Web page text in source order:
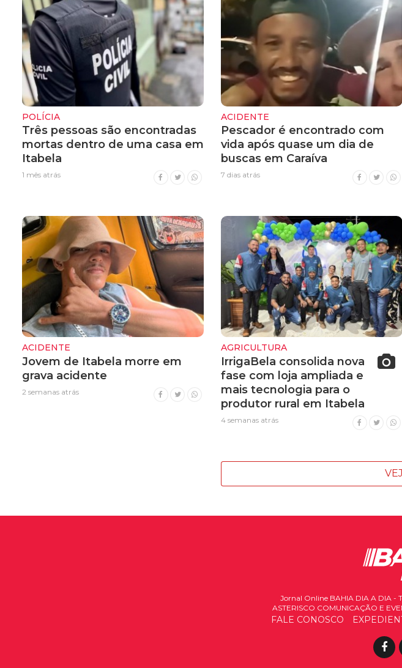
POLÍCIA
Três pessoas são encontradas
mortas dentro de uma casa em
Itabela
1 mês atrás
ACIDENTE
Pescador é encontrado com
vida após quase um dia de
buscas em Caraíva
7 dias atrás
ACIDENTE
Jovem de Itabela morre em
grava acidente
2 semanas atrás
AGRICULTURA
IrrigaBela consolida nova
fase com loja ampliada e
mais tecnologia para o
produtor rural em Itabela
4 semanas atrás
Jornal Online BAHIA DIA A DIA -
ASTERISCO COMUNICAÇÃO E
FALE CONOSCO